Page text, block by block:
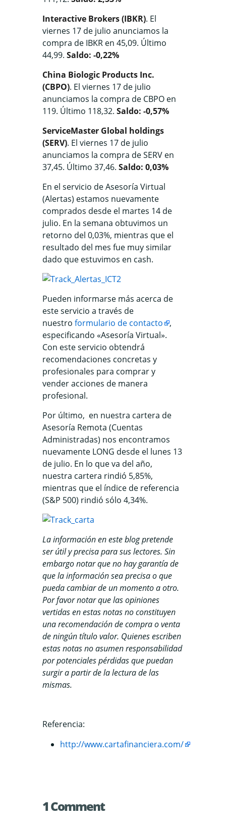
Interactive Brokers (IBKR). El
viernes 17 de julio anunciamos la
compra de IBKR en 45,09. Último
44,99. Saldo: -0,22%
China Biologic Products Inc.
(CBPO). El viernes 17 de julio
anunciamos la compra de CBPO en
119. Último 118,32. Saldo: -0,57%
ServiceMaster Global holdings
(SERV). El viernes 17 de julio
anunciamos la compra de SERV en
37,45. Último 37,46. Saldo: 0,03%
En el servicio de Asesoría Virtual
(Alertas) estamos nuevamente
comprados desde el martes 14 de
julio. En la semana obtuvimos un
retorno del 0,03%, mientras que el
resultado del mes fue muy similar
dado que estuvimos en cash.
Pueden informarse más acerca de
este servicio a través de
nuestro formulario de contacto
,
especificando «Asesoría Virtual».
Con este servicio obtendrá
recomendaciones concretas y
profesionales para comprar y
vender acciones de manera
profesional.
Por último, en nuestra cartera de
Asesoría Remota (Cuentas
Administradas) nos encontramos
nuevamente LONG desde el lunes 13
de julio. En lo que va del año,
nuestra cartera rindió 5,85%,
mientras que el índice de referencia
(S&P 500) rindió sólo 4,34%.
La información en este blog pretende
ser útil y precisa para sus lectores. Sin
embargo notar que no hay garantía de
que la información sea precisa o que
pueda cambiar de un momento a otro.
Por favor notar que las opiniones
vertidas en estas notas no constituyen
una recomendación de compra o venta
de ningún título valor. Quienes escriben
estas notas no asumen responsabilidad
por potenciales pérdidas que puedan
surgir a partir de la lectura de las
mismas.
Referencia:
http://www.cartafinanciera.com/
1 Comment